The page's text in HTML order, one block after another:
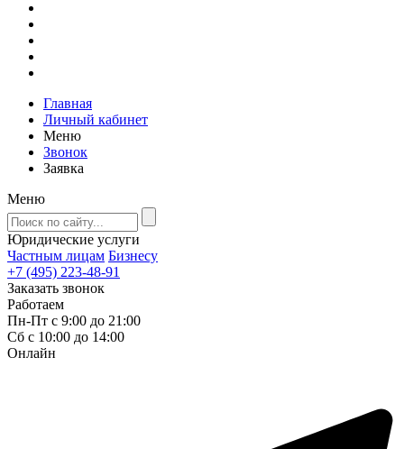
Главная
Личный кабинет
Меню
Звонок
Заявка
Меню
Юридические услуги
Частным лицам Бизнесу
+7 (495) 223-48-91
Заказать звонок
Работаем
Пн-Пт с 9:00 до 21:00
Сб с 10:00 до 14:00
Онлайн